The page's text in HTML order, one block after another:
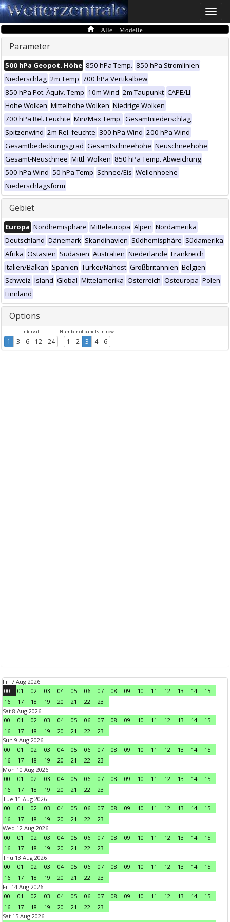
Toggle
Alle Modelle
Parameter
500 hPa Geopot. Höhe 850 hPa Temp. 850 hPa Stromlinien
Niederschlag 2m Temp 700 hPa Vertikalbew
850 hPa Pot. Äquiv. Temp 10m Wind 2m Taupunkt CAPE/LI
Hohe Wolken Mittelhohe Wolken Niedrige Wolken
700 hPa Rel. Feuchte Min/Max Temp. Gesamtniederschlag
Spitzenwind 2m Rel. feuchte 300 hPa Wind 200 hPa Wind
Gesamtbedeckungsgrad Gesamtschneehöhe Neuschneehöhe
Gesamt-Neuschnee Mittl. Wolken 850 hPa Temp. Abweichung
500 hPa Wind 50 hPa Temp Schnee/Eis Wellenhoehe
Niederschlagsform
Gebiet
Europa Nordhemisphäre Mitteleuropa Alpen Nordamerika
Deutschland Dänemark Skandinavien Südhemisphäre Südamerika
Afrika Ostasien Südasien Australien Niederlande Frankreich
Italien/Balkan Spanien Türkei/Nahost Großbritannien Belgien
Schweiz Island Global Mittelamerika Österreich Osteuropa Polen
Finnland
Options
Intervall
1 3 6 12 24
Number of panels in row
1 2 3 4 6
Fri 7 Aug 2026
00
01 02 03 04 05 06 07 08 09 10 11 12 13 14
15
16
17 18 19 20 21 22
23
Sat 8 Aug 2026
00
01 02 03 04 05 06 07 08 09 10 11 12 13 14
15
16
17 18 19 20 21 22
23
Sun 9 Aug 2026
00
01 02 03 04 05 06 07 08 09 10 11 12 13 14
15
16
17 18 19 20 21 22
23
Mon 10 Aug 2026
00
01 02 03 04 05 06 07 08 09 10 11 12 13 14
15
16
17 18 19 20 21 22
23
Tue 11 Aug 2026
00
01 02 03 04 05 06 07 08 09 10 11 12 13 14
15
16
17 18 19 20 21 22
23
Wed 12 Aug 2026
00
01 02 03 04 05 06 07 08 09 10 11 12 13 14
15
16
17 18 19 20 21 22
23
Thu 13 Aug 2026
00
01 02 03 04 05 06 07 08 09 10 11 12 13 14
15
16
17 18 19 20 21 22
23
Fri 14 Aug 2026
00
01 02 03 04 05 06 07 08 09 10 11 12 13 14
15
16
17 18 19 20 21 22
23
Sat 15 Aug 2026